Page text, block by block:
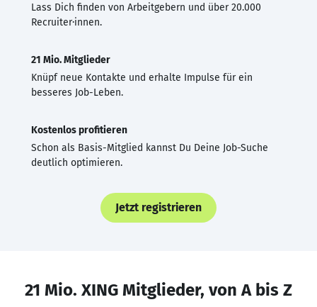
Lass Dich finden von Arbeitgebern und über 20.000
Recruiter·innen.
21 Mio. Mitglieder
Knüpf neue Kontakte und erhalte Impulse für ein
besseres Job-Leben.
Kostenlos profitieren
Schon als Basis-Mitglied kannst Du Deine Job-Suche
deutlich optimieren.
Jetzt registrieren
21 Mio. XING Mitglieder, von A bis Z